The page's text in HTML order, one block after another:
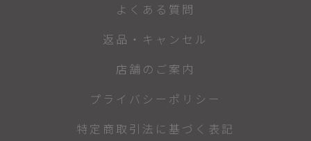
よくある質問
返品・キャンセル
店舗のご案内
プライバシーポリシー
特定商取引法に基づく表記